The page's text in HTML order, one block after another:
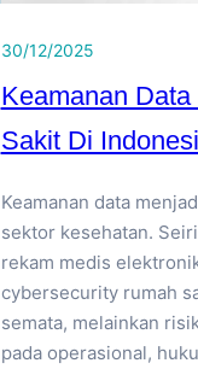
30/12/2025
Keamanan
Sakit Di
Keamanan data
sektor kesehatan.
rekam medis
cybersecurity rumah
semata, melainkan
pada operasional,